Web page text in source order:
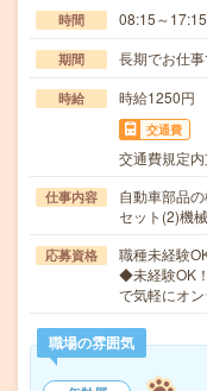
時間 08:15～
期間 長期でお仕
時給 時給1250円
交通費
交通費規定
仕事内容
自動車部品
セット(2)機
応募資格
職種未経験
◆未経験OK
で気軽にオ
職場の雰囲気